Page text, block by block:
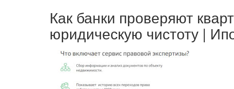
Как банки проверяют
юридическую чистоту |